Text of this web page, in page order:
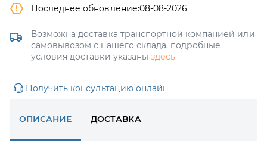
Последнее обновление:08-08-2026
Возможна доставка транспортной компанией или
самовывозом с нашего склада, подробные
условия доставки указаны здесь
Получить консультацию онлайн
ОПИСАНИЕ ДОСТАВКА